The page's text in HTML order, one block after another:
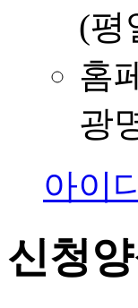
(평
홈
광
아이
신청